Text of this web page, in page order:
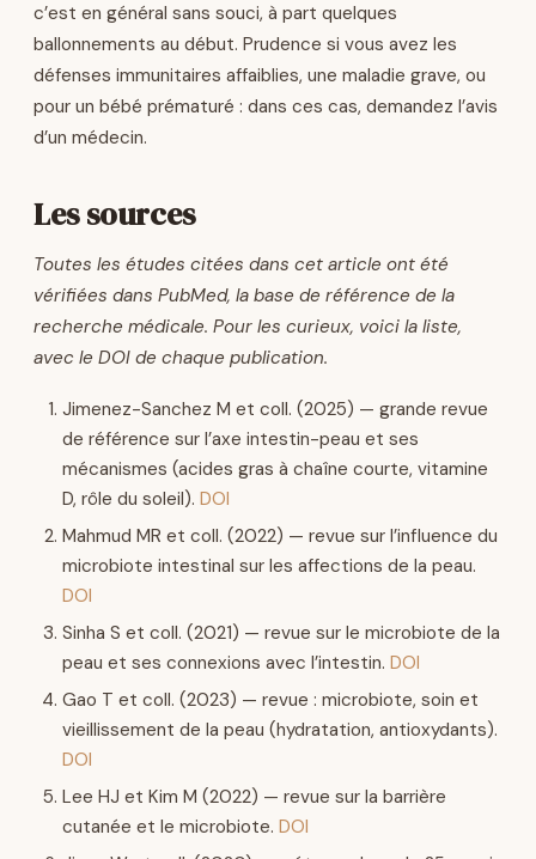
c’est en général sans souci, à part quelques
ballonnements au début. Prudence si vous avez les
défenses immunitaires affaiblies, une maladie grave, ou
pour un bébé prématuré : dans ces cas, demandez l’avis
d’un médecin.
Les sources
Toutes les études citées dans cet article ont été
vérifiées dans PubMed, la base de référence de la
recherche médicale. Pour les curieux, voici la liste,
avec le DOI de chaque publication.
Jimenez-Sanchez M et coll. (2025) — grande revue
de référence sur l’axe intestin-peau et ses
mécanismes (acides gras à chaîne courte, vitamine
D, rôle du soleil). DOI
Mahmud MR et coll. (2022) — revue sur l’influence du
microbiote intestinal sur les affections de la peau.
DOI
Sinha S et coll. (2021) — revue sur le microbiote de la
peau et ses connexions avec l’intestin. DOI
Gao T et coll. (2023) — revue : microbiote, soin et
vieillissement de la peau (hydratation, antioxydants).
DOI
Lee HJ et Kim M (2022) — revue sur la barrière
cutanée et le microbiote. DOI